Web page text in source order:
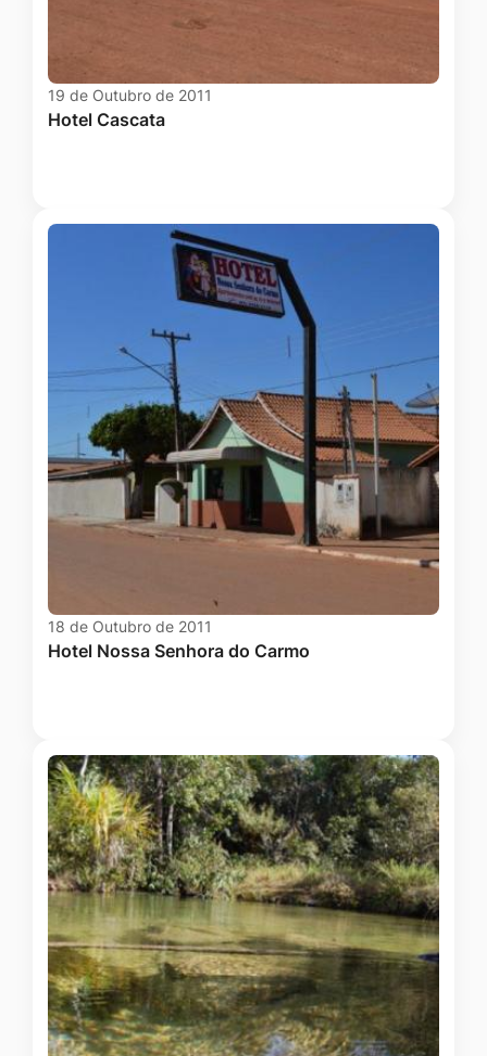
19 de Outubro de 2011
Hotel Cascata
18 de Outubro de 2011
Hotel Nossa Senhora do Carmo